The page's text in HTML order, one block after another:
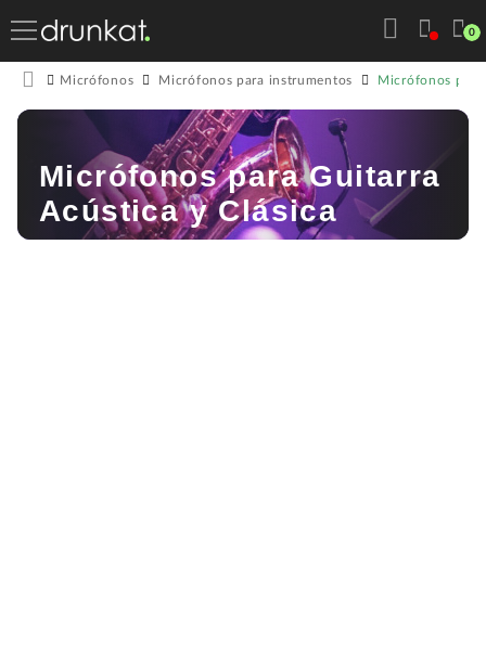
0
Micrófonos Micrófonos para instrumentos Micrófonos
Micrófonos para Guitarra
Acústica y Clásica